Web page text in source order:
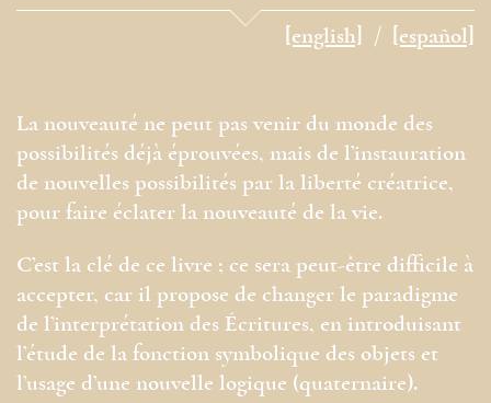
[english] [español]
La nouveauté ne peut pas venir du monde des
possibilités déjà éprouvées, mais de l’instauration
de nouvelles possibilités par la liberté créatrice,
pour faire éclater la nouveauté de la vie.
C’est la clé de ce livre ; ce sera peut-être difficile à
accepter, car il propose de changer le paradigme
de l’interprétation des Écritures, en introduisant
l’étude de la fonction symbolique des objets et
l’usage d’une nouvelle logique (quaternaire).